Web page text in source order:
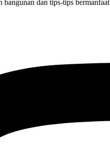
bangunan dan tips-tips bermanfaat